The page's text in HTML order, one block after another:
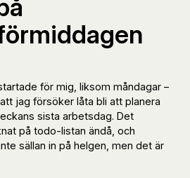
för mig, liksom måndagar –
jag försöker låta bli att planera
sista arbetsdag. Det
på todo-listan ändå, och
sällan in på helgen, men det är